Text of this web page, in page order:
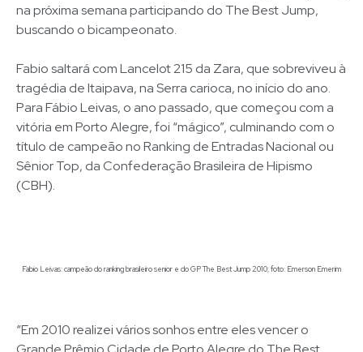
na próxima semana participando do The Best Jump,
buscando o bicampeonato.
Fabio saltará com Lancelot 215 da Zara, que sobreviveu à
tragédia de Itaipava, na Serra carioca, no início do ano.
Para Fábio Leivas, o ano passado, que começou com a
vitória em Porto Alegre, foi “mágico”, culminando com o
título de campeão no Ranking de Entradas Nacional ou
Sênior Top, da Confederação Brasileira de Hipismo
(CBH).
Fabio Leivas: campeão do ranking brasileiro senior e do GP The Best Jump 2010; foto: Emerson Emerim
“Em 2010 realizei vários sonhos entre eles vencer o